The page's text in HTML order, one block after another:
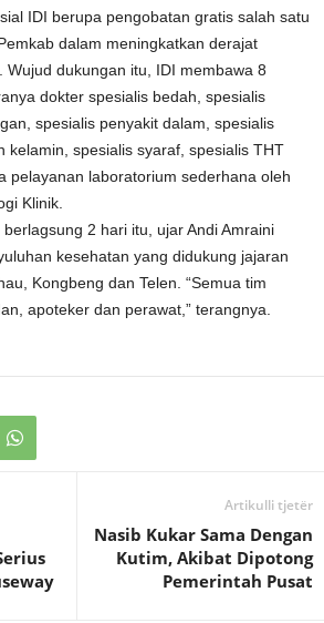
IDI berupa pengobatan gratis salah satu
dalam meningkatkan derajat
Wujud dukungan itu, IDI membawa 8
dokter spesialis bedah, spesialis
spesialis penyakit dalam, spesialis
kelamin, spesialis syaraf, spesialis THT
pelayanan laboratorium sederhana oleh
Klinik.
2 hari itu, ujar Andi Amraini
kesehatan yang didukung jajaran
Kongbeng dan Telen. “Semua tim
apoteker dan perawat,” terangnya.
Artikulli tjetër
Nasib Kukar Sama Dengan
Kutim, Akibat Dipotong
Pemerintah Pusat